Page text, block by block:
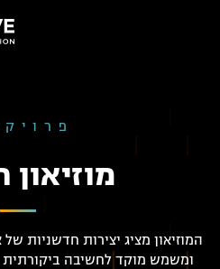
מוזיאון
המוזיאון מציג יצירות חדשניות
ומשמש מוקד לחשיבה ביקורתית